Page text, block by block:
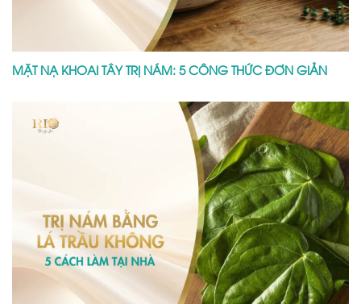
MẶT NẠ KHOAI TÂY TRỊ NÁM: 5 CÔNG THỨC ĐƠN GIẢN